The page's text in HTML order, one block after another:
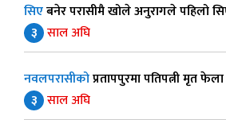
सिएबनेर परासीमै खोले अनुरागले पहिलो
३ साल अघि
नवलपरासीकोप्रतापपुरमा पतिपत्नी मृत फेला
३ साल अघि